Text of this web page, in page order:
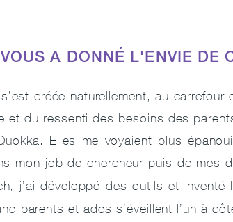
A DONNÉ L'ENVIE DE
créée naturellement, au
et du ressenti des besoins des
Elles me voyaient plus
mon job de chercheur puis de mes
j’ai développé des outils et inventé
parents et ados s’éveillent l’un à